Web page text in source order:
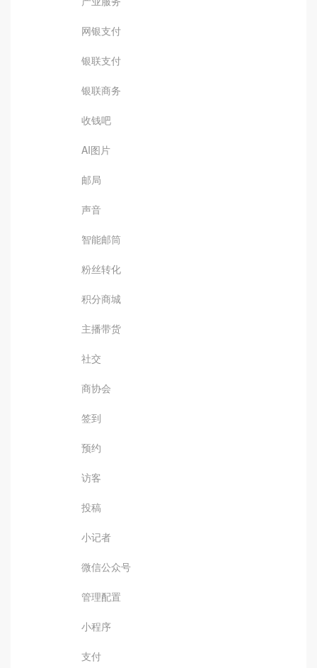
网银支付
银联支付
银联商务
收钱吧
AI图片
邮局
声音
智能邮筒
粉丝转化
积分商城
主播带货
社交
商协会
签到
预约
访客
投稿
小记者
微信公众号
管理配置
小程序
支付